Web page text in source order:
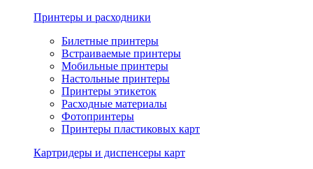
Принтеры и расходники
Билетные принтеры
Встраиваемые принтеры
Мобильные принтеры
Настольные принтеры
Принтеры этикеток
Расходные материалы
Фотопринтеры
Принтеры пластиковых карт
Картридеры и диспенсеры карт